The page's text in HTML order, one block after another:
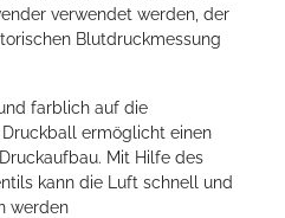
verwendet werden, der
Blutdruckmessung
farblich auf die
ermöglicht einen
Mit Hilfe des
kann die Luft schnell und
werden